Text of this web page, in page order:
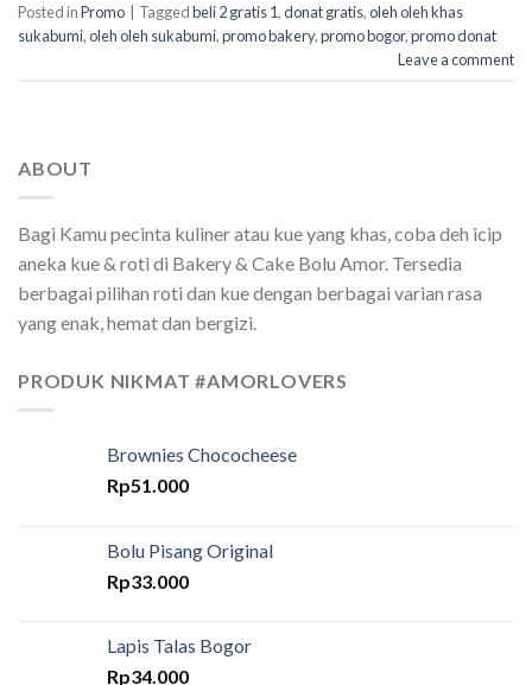
Posted inPromo Taggedbeli 2 gratis 1,donat gratis,oleh oleh khas
sukabumi,oleh oleh sukabumi,promo bakery,promo bogor,promo donat
Leave a comment
ABOUT
Bagi Kamu pecinta kuliner atau kue yang khas, coba deh icip
aneka kue & roti di Bakery & Cake Bolu Amor. Tersedia
berbagai pilihan roti dan kue dengan berbagai varian rasa
yang enak, hemat dan bergizi.
PRODUK NIKMAT #AMORLOVERS
Brownies Chococheese
Rp51.000
Bolu Pisang Original
Rp33.000
Lapis Talas Bogor
Rp34.000